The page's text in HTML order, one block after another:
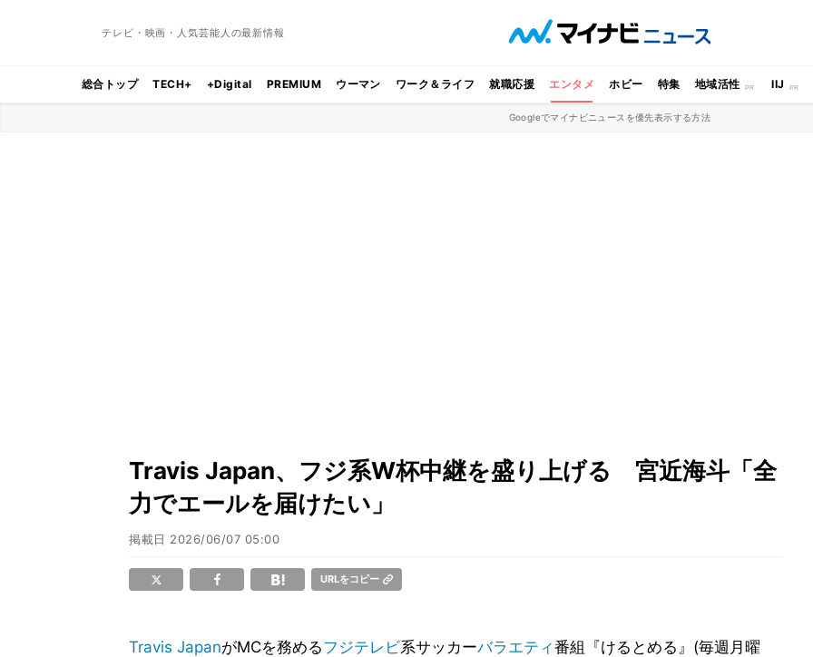
テレビ・映画・人気芸能人の最新情報
総合トップ TECH+ +Digital PREMIUM ウーマン ワーク＆ライフ 就職応援 エンタメ ホビー 特集 地域活性 IIJ
Googleでマイナビニュースを優先表示する方法
Travis Japan、フジ系W杯中継を盛り上げる 宮近海斗「全
力でエールを届けたい」
掲載日 2026/06/07 05:00
URLをコピー
Travis JapanがMCを務めるフジテレビ系サッカーバラエティ番組『けるとめる』(毎週月曜